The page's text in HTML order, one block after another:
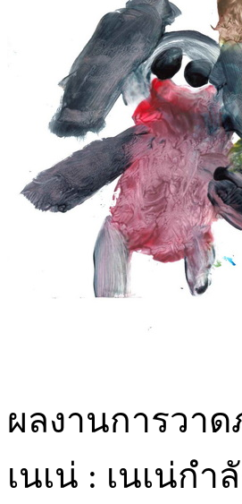
ผลงานการวา
เนเน่ : เนเน่ก